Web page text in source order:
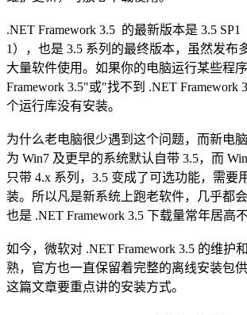
.NET Framework 3.5 的最新版本是 3.5 SP1
1），也是 3.5 系列的最终版本，虽然发布
大量软件使用。如果你的电脑运行某些程
Framework 3.5"或"找不到 .NET Framework
个运行库没有安装。
为什么老电脑很少遇到这个问题，而新电
为 Win7 及更早的系统默认自带 3.5，而
只带 4.x 系列，3.5 变成了可选功能，需要
装。所以凡是新系统上跑老软件，几乎都
也是 .NET Framework 3.5 下载量常年居高
如今，微软对 .NET Framework 3.5 的维护
熟，官方也一直保留着完整的离线安装包
这篇文章要重点讲的安装方式。